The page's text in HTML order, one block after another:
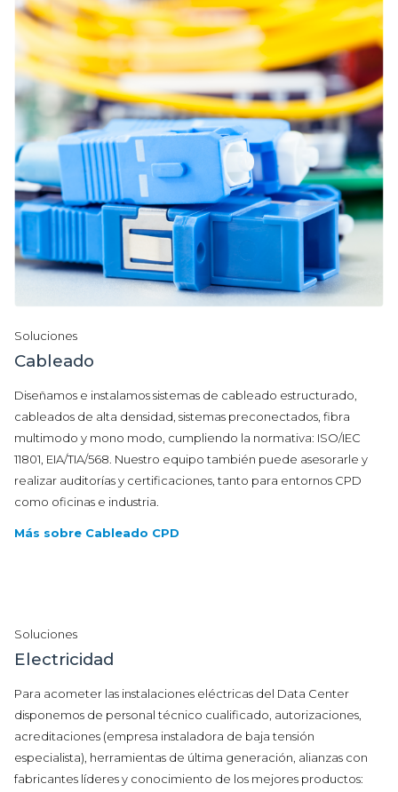
Soluciones
Cableado
Diseñamos e instalamos sistemas de cableado estructurado,
cableados de alta densidad, sistemas preconectados, fibra
multimodo y mono modo, cumpliendo la normativa: ISO/IEC
11801, EIA/TIA/568. Nuestro equipo también puede asesorarle y
realizar auditorías y certificaciones, tanto para entornos CPD
como oficinas e industria.
Más sobre Cableado CPD
Soluciones
Electricidad
Para acometer las instalaciones eléctricas del Data Center
disponemos de personal técnico cualificado, autorizaciones,
acreditaciones (empresa instaladora de baja tensión
especialista), herramientas de última generación, alianzas con
fabricantes líderes y conocimiento de los mejores productos: